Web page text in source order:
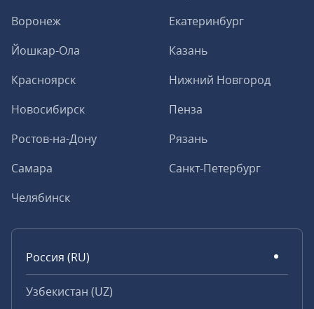
Воронеж
Екатеринбург
Йошкар-Ола
Казань
Красноярск
Нижний Новгород
Новосибирск
Пенза
Ростов-на-Дону
Рязань
Самара
Санкт-Петербург
Челябинск
Россия (RU)
Узбекистан (UZ)